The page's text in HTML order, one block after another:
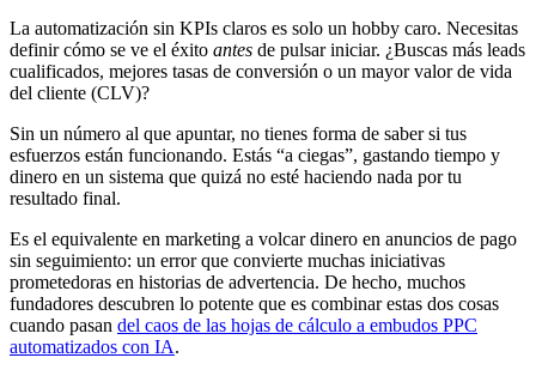
La automatización sin KPIs claros es solo un hobby caro. Necesitas
definir cómo se ve el éxito antes de pulsar iniciar. ¿Buscas más leads
cualificados, mejores tasas de conversión o un mayor valor de vida
del cliente (CLV)?
Sin un número al que apuntar, no tienes forma de saber si tus
esfuerzos están funcionando. Estás “a ciegas”, gastando tiempo y
dinero en un sistema que quizá no esté haciendo nada por tu
resultado final.
Es el equivalente en marketing a volcar dinero en anuncios de pago
sin seguimiento: un error que convierte muchas iniciativas
prometedoras en historias de advertencia. De hecho, muchos
fundadores descubren lo potente que es combinar estas dos cosas
cuando pasan del caos de las hojas de cálculo a embudos PPC
automatizados con IA.